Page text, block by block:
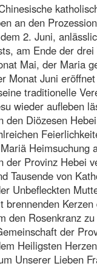
an den
2. Juni,
am Ende der
Mai, der Maria
Monat Juni
traditionelle
wieder aufleben
den Diözesen
Heimsuchung
der Provinz Hebei
Tausende von
Unbefleckten
brennenden
den Rosenkranz
der
Heiligsten
Unserer Lieben